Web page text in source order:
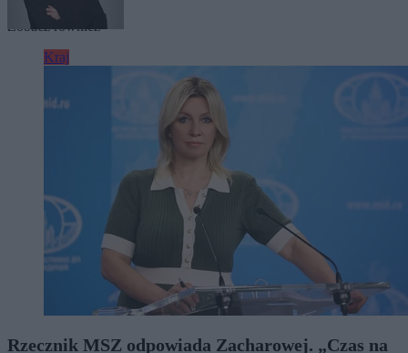
Tagi: Policja
Zobacz również
Kraj
Rzecznik MSZ odpowiada Zacharowej. „Czas na